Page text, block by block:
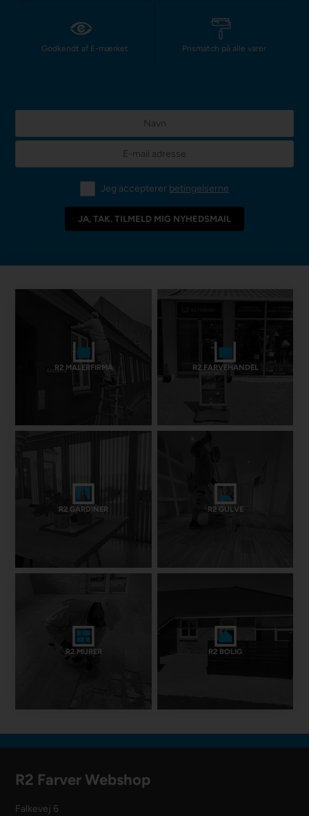
Godkendt af E-mærket Prismatch på alle varer
Jeg accepterer betingelserne
R2 MALERFIRMA R2 FARVEHANDEL
R2 GARDINER R2 GULVE
R2 MURER R2 BOLIG
R2 Farver Webshop
Falkevej 6